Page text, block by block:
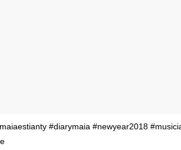
#diarymaia #newyear2018